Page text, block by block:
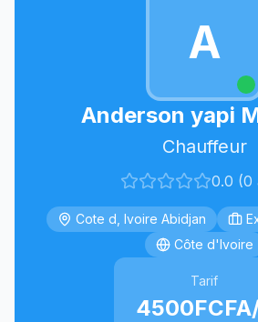
A
Anderson yapi
Chauffeur
0.0 (0
Cote d, Ivoire Abidjan
Côte d'Ivoire
Tarif